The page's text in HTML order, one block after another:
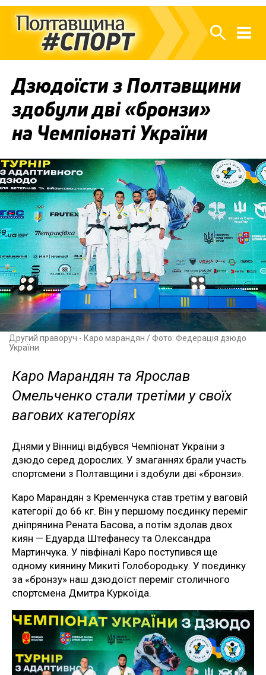
Дзюдоїсти з Полтавщини
здобули дві «бронзи»
на Чемпіонаті України
Другий праворуч - Каро марандян / Фото: Федерація дзюдо
України
Каро Марандян та Ярослав
Омельченко стали третіми у своїх
вагових категоріях
Днями у Вінниці відбувся Чемпіонат України з
дзюдо серед дорослих. У змаганнях брали участь
спортсмени з Полтавщини і здобули дві «бронзи».
Каро Марандян з Кременчука став третім у ваговій
категорії до 66 кг. Він у першому поєдинку переміг
дніпрянина Рената Басова, а потім здолав двох
киян — Едуарда Штефанесу та Олександра
Мартинчука. У півфіналі Каро поступився ще
одному киянину Микиті Голобородьку. У поєдинку
за «бронзу» наш дзюдоїст переміг столичного
спортсмена Дмитра Куркоїда.